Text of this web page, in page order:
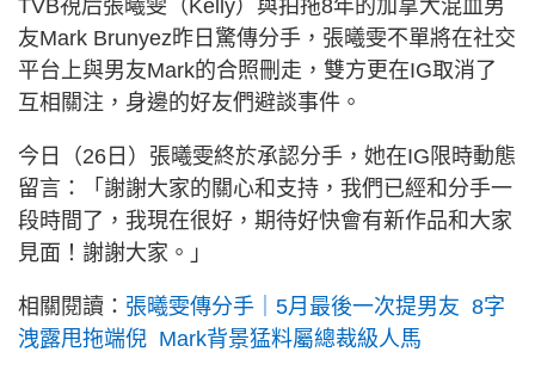
TVB視后張曦雯（Kelly）與拍拖8年的加拿大混血男
友Mark Brunyez昨日驚傳分手，張曦雯不單將在社交
平台上與男友Mark的合照刪走，雙方更在IG取消了
互相關注，身邊的好友們避談事件。
今日（26日）張曦雯終於承認分手，她在IG限時動態
留言：「謝謝大家的關心和支持，我們已經和分手一
段時間了，我現在很好，期待好快會有新作品和大家
見面！謝謝大家。」
相關閱讀： 張曦雯傳分手｜5月最後一次提男友 8字
洩露甩拖端倪 Mark背景猛料屬總裁級人馬